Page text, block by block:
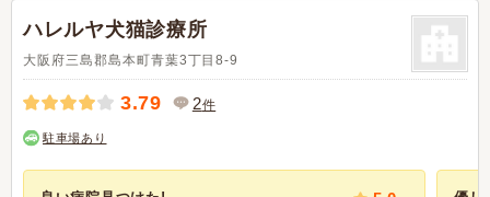
ハレルヤ犬猫診療所
大阪府三島郡島本町青葉3丁目8-9
3.79 2件
駐車場あり